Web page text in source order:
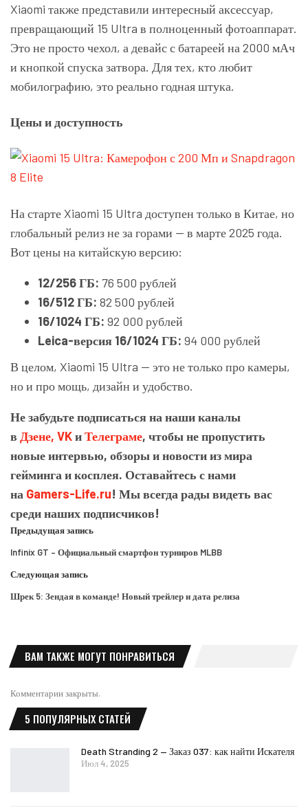
Xiaomi также представили интересный аксессуар,
превращающий 15 Ultra в полноценный фотоаппарат.
Это не просто чехол, а девайс с батареей на 2000 мАч
и кнопкой спуска затвора. Для тех, кто любит
мобилографию, это реально годная штука.
Цены и доступность
На старте Xiaomi 15 Ultra доступен только в Китае, но
глобальный релиз не за горами — в марте 2025 года.
Вот цены на китайскую версию:
12/256 ГБ: 76 500 рублей
16/512 ГБ: 82 500 рублей
16/1024 ГБ: 92 000 рублей
Leica-версия 16/1024 ГБ: 94 000 рублей
В целом, Xiaomi 15 Ultra — это не только про камеры,
но и про мощь, дизайн и удобство.
Не забудьте подписаться на наши каналы
в Дзене, VKиТелеграме, чтобы не пропустить
новые интервью, обзоры и новости из мира
гейминга и косплея. Оставайтесь с нами
на Gamers-Life.ru! Мы всегда рады видеть вас
среди наших подписчиков!
Предыдущая запись
Infinix GT – Официальный смартфон турниров MLBB
Следующая запись
Шрек 5: Зендая в команде! Новый трейлер и дата релиза
ВАМ ТАКЖЕ МОГУТ ПОНРАВИТЬСЯ
Комментарии закрыты.
5 ПОПУЛЯРНЫХ СТАТЕЙ
Death Stranding 2 — Заказ 037: как найти Искателя
Июл 4, 2025